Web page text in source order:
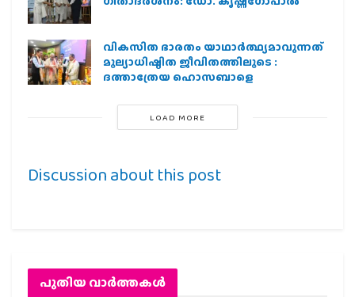
വികസിത ഭാരതം യാഥാർത്ഥ്യമാവുന്നത്
മൂല്യാധിഷ്ഠിത ജീവിതത്തിലൂടെ :
ദത്താത്രേയ ഹൊസബാളെ
LOAD MORE
Discussion about this post
പുതിയ വാര്‍ത്തകള്‍